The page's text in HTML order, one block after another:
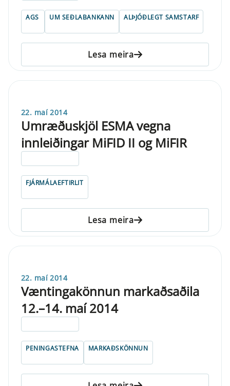
AGS UM SEÐLABANKANN ALÞJÓÐLEGT SAMSTARF
Lesa meira
22. maí 2014
Umræðuskjöl ESMA vegna
innleiðingar MiFID II og MiFIR
FJÁRMÁLAEFTIRLIT
Lesa meira
22. maí 2014
Væntingakönnun markaðsaðila
12.–14. maí 2014
PENINGASTEFNA MARKAÐSKÖNNUN